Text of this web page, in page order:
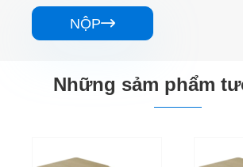
NỘP
Những sảm phẩm